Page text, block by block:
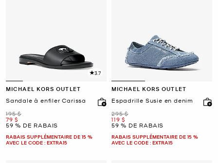
3.7
MICHAEL KORS OUTLET
Sandale à enfiler Carissa
était
195 $
maintenant
79 $
59 % DE RABAIS
RABAIS SUPPLÉMENTAIRE DE 15 %
AVEC LE CODE : EXTRA15
MICHAEL KORS OUTLET
Espadrille Susie en denim
était
295 $
maintenant
119 $
59 % DE RABAIS
RABAIS SUPPLÉMENTAIRE DE 15 %
AVEC LE CODE : EXTRA15